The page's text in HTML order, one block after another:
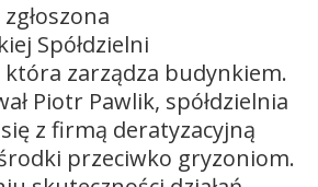
Spółdzielni
która zarządza budynkiem.
Piotr Pawlik, spółdzielnia
z firmą deratyzacyjną
przeciwko gryzoniom.